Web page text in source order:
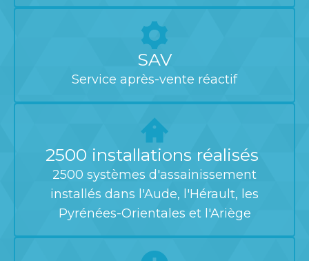
SAV
Service après-vente réactif
2500 installations réalisés
2500 systèmes d'assainissement
installés dans l'Aude, l'Hérault, les
Pyrénées-Orientales et l'Ariège